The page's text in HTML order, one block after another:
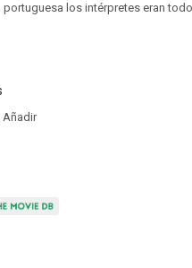
portuguesa los intérpretes eran
Añadir